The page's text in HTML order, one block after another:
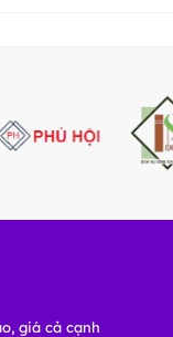
giá cả cạnh